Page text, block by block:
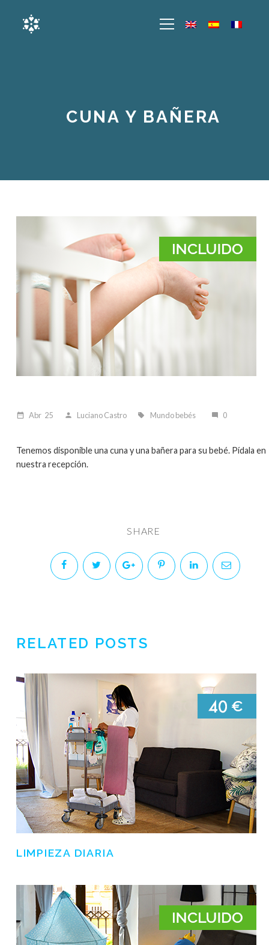
CUNA Y BAÑERA
date_range Abr 25 person Luciano Castro local_offer Mundo bebés 0
Tenemos disponible una cuna y una bañera para su bebé. Pídala en
nuestra recepción.
SHARE
RELATED POSTS
LIMPIEZA DIARIA